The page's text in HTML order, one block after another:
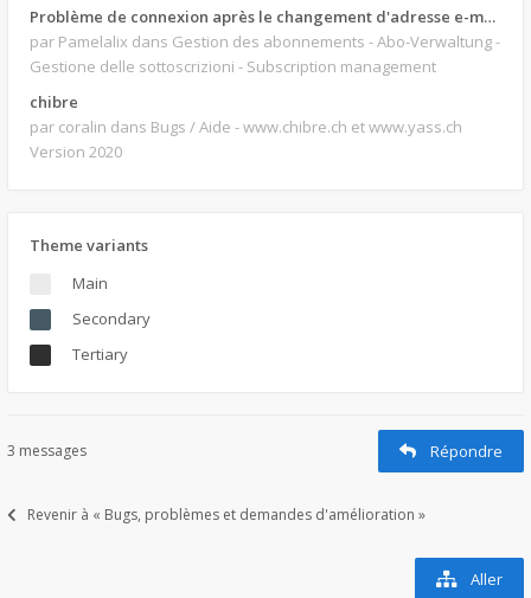
Problème de connexion après le changement d'adresse e-mail.
par Pamelalix dans Gestion des abonnements - Abo-Verwaltung -
Gestione delle sottoscrizioni - Subscription management
chibre
par coralin dans Bugs / Aide - www.chibre.ch et www.yass.ch
Version 2020
Theme variants
Main
Secondary
Tertiary
3 messages Répondre
Revenir à « Bugs, problèmes et demandes d'amélioration »
Aller